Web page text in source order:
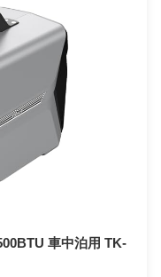
車中泊用 TK-